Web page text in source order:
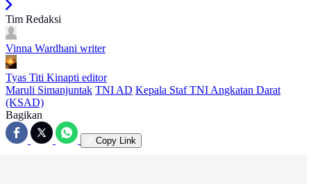
Tim Redaksi
Vinna Wardhani writer
Tyas Titi Kinapti editor
Maruli Simanjuntak TNI AD Kepala Staf TNI Angkatan Darat
(KSAD)
Bagikan
Copy Link